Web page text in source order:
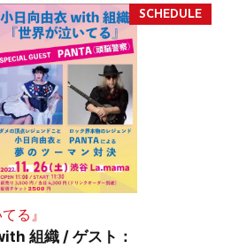
る』
組織 / ゲスト：